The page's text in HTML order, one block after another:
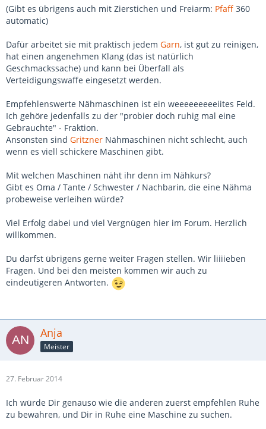
(Gibt es übrigens auch mit Zierstichen und Freiarm: Pfaff 360
automatic)
Dafür arbeitet sie mit praktisch jedem Garn, ist gut zu reinigen,
hat einen angenehmen Klang (das ist natürlich
Geschmackssache) und kann bei Überfall als
Verteidigungswaffe eingesetzt werden.
Empfehlenswerte Nähmaschinen ist ein weeeeeeeeeiites Feld.
Ich gehöre jedenfalls zu der "probier doch ruhig mal eine
Gebrauchte" - Fraktion.
Ansonsten sind Gritzner Nähmaschinen nicht schlecht, auch
wenn es viell schickere Maschinen gibt.
Mit welchen Maschinen näht ihr denn im Nähkurs?
Gibt es Oma / Tante / Schwester / Nachbarin, die eine Nähma
probeweise verleihen würde?
Viel Erfolg dabei und viel Vergnügen hier im Forum. Herzlich
willkommen.
Du darfst übrigens gerne weiter Fragen stellen. Wir liiiieben
Fragen. Und bei den meisten kommen wir auch zu
eindeutigeren Antworten.
Anja
Meister
27. Februar 2014
Ich würde Dir genauso wie die anderen zuerst empfehlen Ruhe
zu bewahren, und Dir in Ruhe eine Maschine zu suchen.